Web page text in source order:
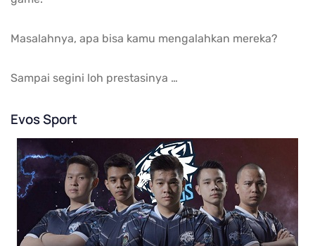
Masalahnya, apa bisa kamu mengalahkan mereka?
Sampai segini loh prestasinya …
Evos Sport